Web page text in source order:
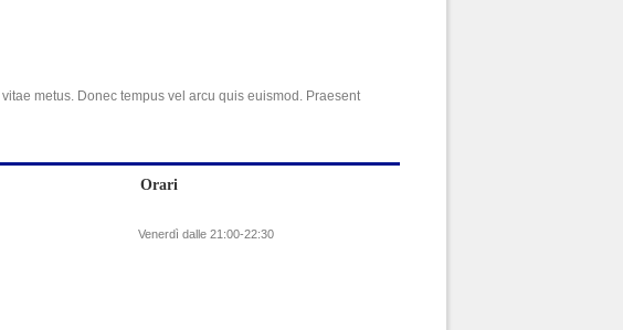
metus. Donec tempus vel arcu quis euismod. Praesent
Orari
Venerdì dalle 21:00-22:30